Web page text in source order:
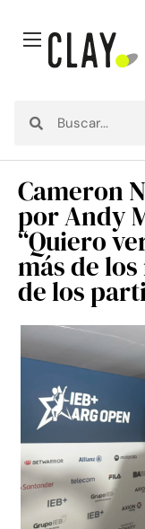
Cameron
por Andy
“Quiero
más de
de los